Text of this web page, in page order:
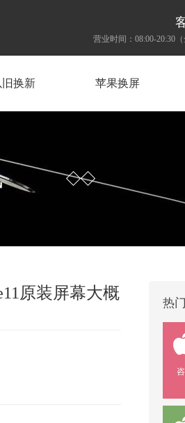
营业时间：08:00-20:30（
旧换新 苹果换屏
原装屏幕大概
热